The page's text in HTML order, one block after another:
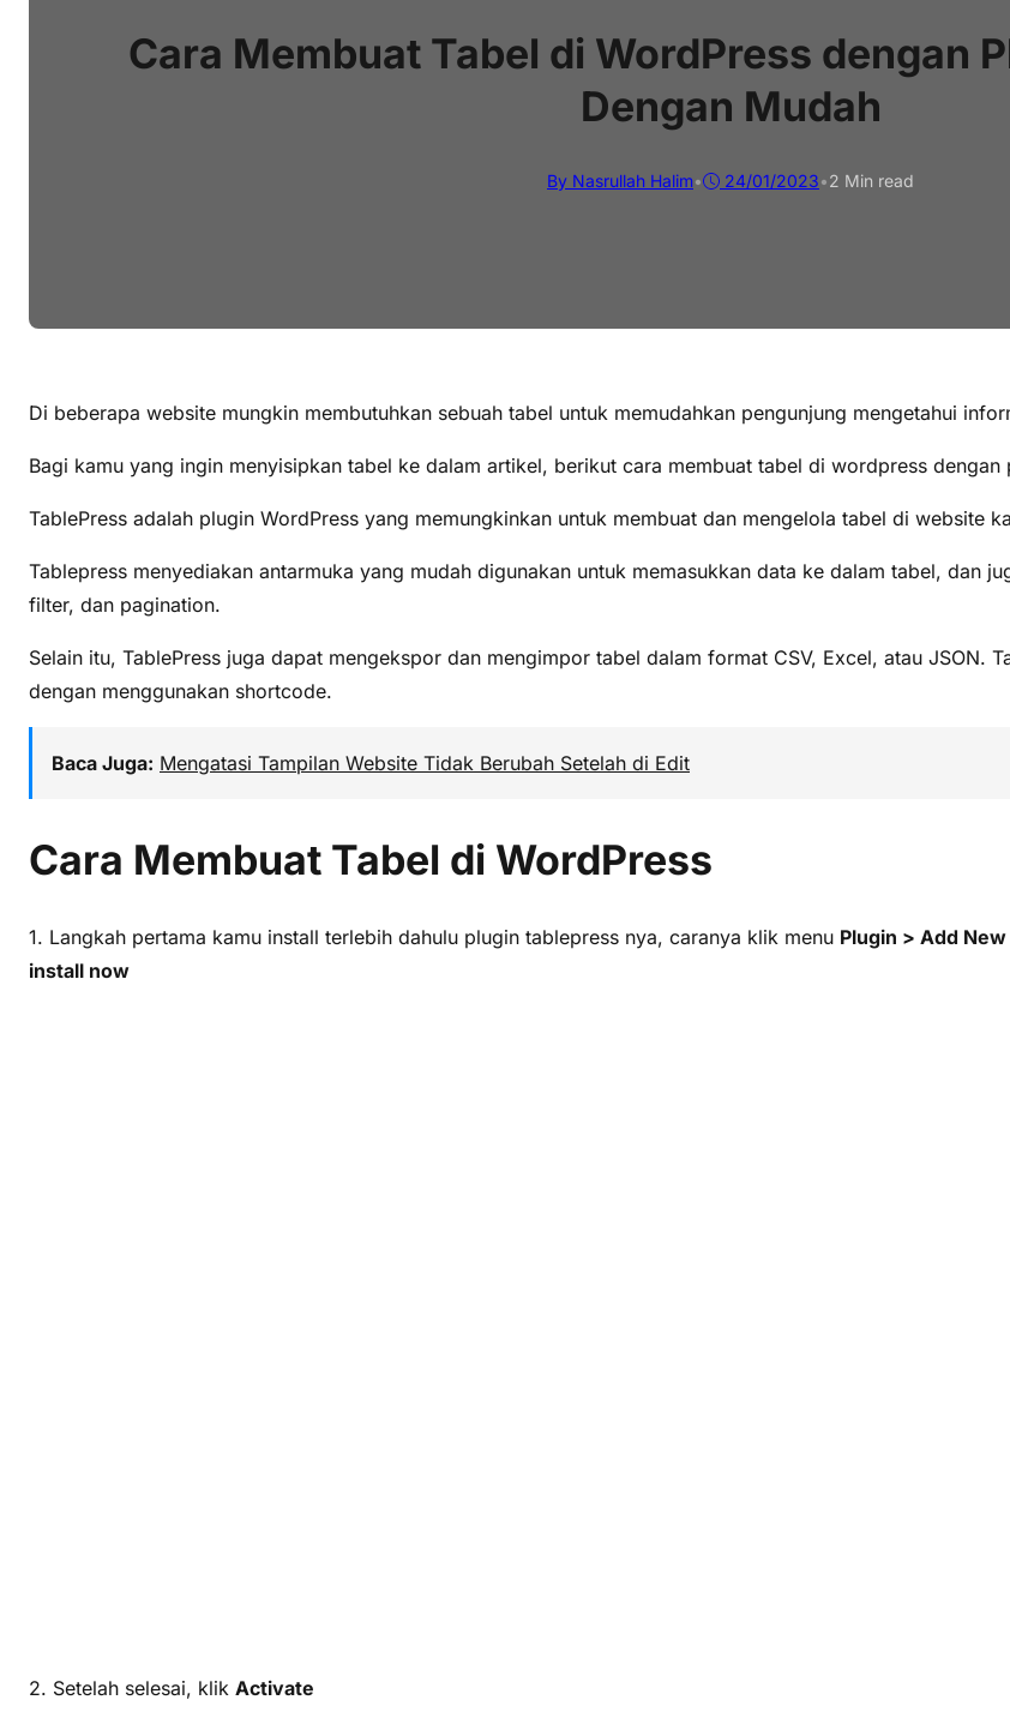
Cara Membuat Tabel di WordPress dengan
Dengan Mudah
By Nasrullah Halim• 24/01/2023•2 Min read
Di beberapa website mungkin membutuhkan sebuah tabel untuk memudahkan pengunjung mengetahui
Bagi kamu yang ingin menyisipkan tabel ke dalam artikel, berikut cara membuat tabel di wordpress dengan
TablePress adalah plugin WordPress yang memungkinkan untuk membuat dan mengelola tabel di website
Tablepress menyediakan antarmuka yang mudah digunakan untuk memasukkan data ke dalam tabel, dan
filter, dan pagination.
Selain itu, TablePress juga dapat mengekspor dan mengimpor tabel dalam format CSV, Excel, atau JSON.
dengan menggunakan shortcode.
Baca Juga: Mengatasi Tampilan Website Tidak Berubah Setelah di Edit
Cara Membuat Tabel di WordPress
1. Langkah pertama kamu install terlebih dahulu plugin tablepress nya, caranya klik menu Plugin > Add New
install now
2. Setelah selesai, klik Activate